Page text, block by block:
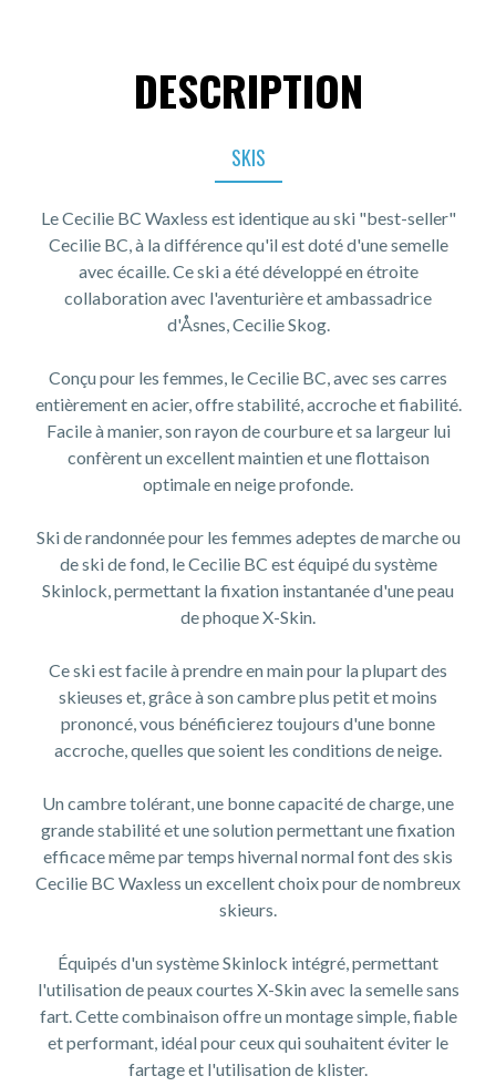
DESCRIPTION
SKIS
Le Cecilie BC Waxless est identique au ski "best-seller"
Cecilie BC, à la différence qu'il est doté d'une semelle
avec écaille. Ce ski a été développé en étroite
collaboration avec l'aventurière et ambassadrice
d'Åsnes, Cecilie Skog.
Conçu pour les femmes, le Cecilie BC, avec ses carres
entièrement en acier, offre stabilité, accroche et fiabilité.
Facile à manier, son rayon de courbure et sa largeur lui
confèrent un excellent maintien et une flottaison
optimale en neige profonde.
Ski de randonnée pour les femmes adeptes de marche ou
de ski de fond, le Cecilie BC est équipé du système
Skinlock, permettant la fixation instantanée d'une peau
de phoque X-Skin.
Ce ski est facile à prendre en main pour la plupart des
skieuses et, grâce à son cambre plus petit et moins
prononcé, vous bénéficierez toujours d'une bonne
accroche, quelles que soient les conditions de neige.
Un cambre tolérant, une bonne capacité de charge, une
grande stabilité et une solution permettant une fixation
efficace même par temps hivernal normal font des skis
Cecilie BC Waxless un excellent choix pour de nombreux
skieurs.
Équipés d'un système Skinlock intégré, permettant
l'utilisation de peaux courtes X-Skin avec la semelle sans
fart. Cette combinaison offre un montage simple, fiable
et performant, idéal pour ceux qui souhaitent éviter le
fartage et l'utilisation de klister.